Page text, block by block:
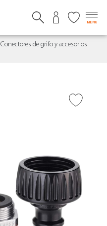
MENU
Conectores de grifo y accesorios